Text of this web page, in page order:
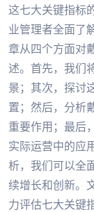
这七大关键指标
业管理者全面了
章从四个方面对
述。首先，我们
景；其次，探讨
置；然后，分析
重要作用；最后
实际运营中的应
析，我们可以全
续增长和创新。
力评估七大关键